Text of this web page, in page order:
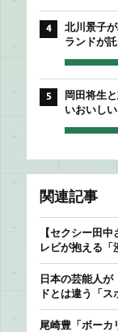
4
北川景子
ランドが
5
岡田将生
いおいし
関連記事
【セクシー田
レビが抱える「
日本の芸能人
ドとは違う「
尾崎豊「ボーカ